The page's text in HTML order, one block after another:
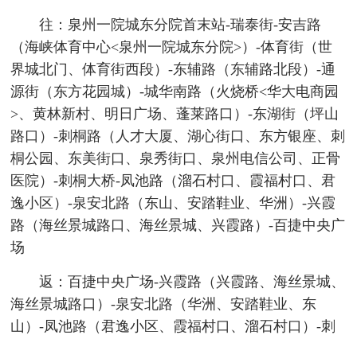
往：泉州一院城东分院首末站-瑞泰街-安吉路
（海峡体育中心<泉州一院城东分院>）-体育街（世
界城北门、体育街西段）-东辅路（东辅路北段）-通
源街（东方花园城）-城华南路（火烧桥<华大电商园
>、黄林新村、明日广场、蓬莱路口）-东湖街（坪山
路口）-刺桐路（人才大厦、湖心街口、东方银座、刺
桐公园、东美街口、泉秀街口、泉州电信公司、正骨
医院）-刺桐大桥-凤池路（溜石村口、霞福村口、君
逸小区）-泉安北路（东山、安踏鞋业、华洲）-兴霞
路（海丝景城路口、海丝景城、兴霞路）-百捷中央广
场
返：百捷中央广场-兴霞路（兴霞路、海丝景城、
海丝景城路口）-泉安北路（华洲、安踏鞋业、东
山）-凤池路（君逸小区、霞福村口、溜石村口）-刺